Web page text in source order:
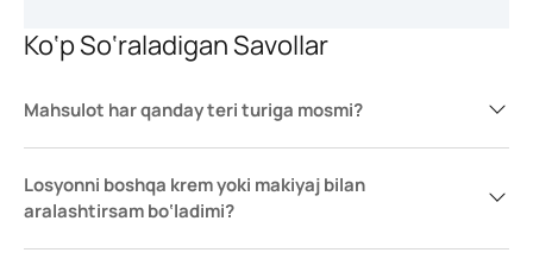
Ko‘p So‘raladigan Savollar
Mahsulot har qanday teri turiga mosmi?
Losyonni boshqa krem yoki makiyaj bilan
aralashtirsam bo‘ladimi?